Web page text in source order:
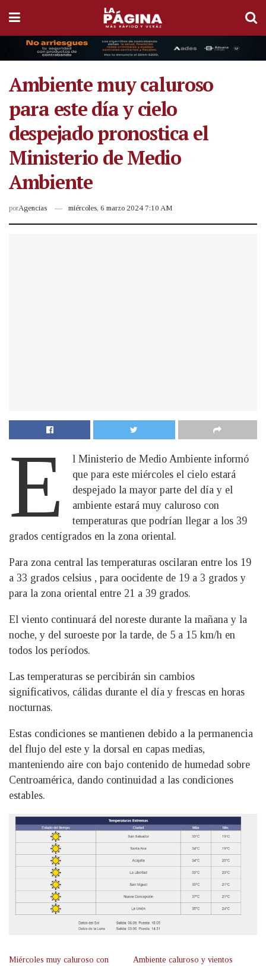
Ambiente muy caluroso
para este día y cielo
despejado pronostica el
Ministerio de Medio
Ambiente
porAgencias miércoles, 6 marzo 2024 7:10 AM
E
l Ministerio de Medio Ambiente informó
que para este miércoles el cielo estará
despejado la mayor parte del día y el
ambiente estará muy caluroso con
temperaturas que podrían llegar a los 39
grados centígrados en la zona oriental.
Para zona central las temperaturas oscilaran entre los 19
a 33 grados celsius , para oocidente de 19 a 3 grados y
para la zona oriental entre 21 a 39 grados.
El viento continuará del noreste durante la mañana y la
noche, y del suroeste por la tarde, de 5 a 15 km/h en
todos los períodos.
Las temperaturas se percibirán sin cambios
significativos, cálidas durante el día y frescas en horas
nocturnas.
Estas condiciones se mantienen debido a la permanencia
del flujo del este y la dorsal en capas medias,
manteniendo aire con bajo contenido de humedad sobre
Centroamérica, dando continuidad a las condiciones
estables.
Miércoles muy caluroso con
Ambiente caluroso y vientos